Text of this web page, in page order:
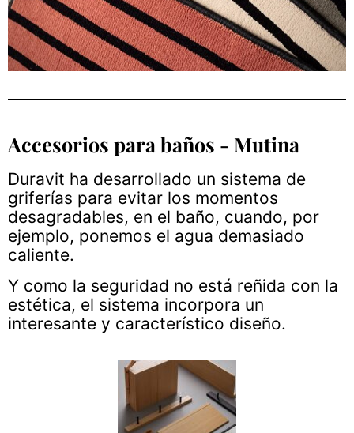
Accesorios para baños - Mutina
Duravit ha desarrollado un sistema de
griferías para evitar los momentos
desagradables, en el baño, cuando, por
ejemplo, ponemos el agua demasiado
caliente.
Y como la seguridad no está reñida con la
estética, el sistema incorpora un
interesante y característico diseño.